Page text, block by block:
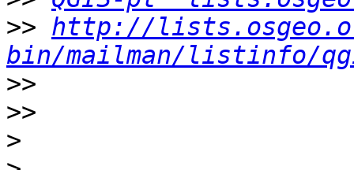
>> http://
bin/mailman/listinfo/
>>
>>
>